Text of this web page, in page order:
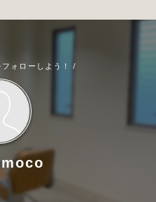
ォローしよう！ /